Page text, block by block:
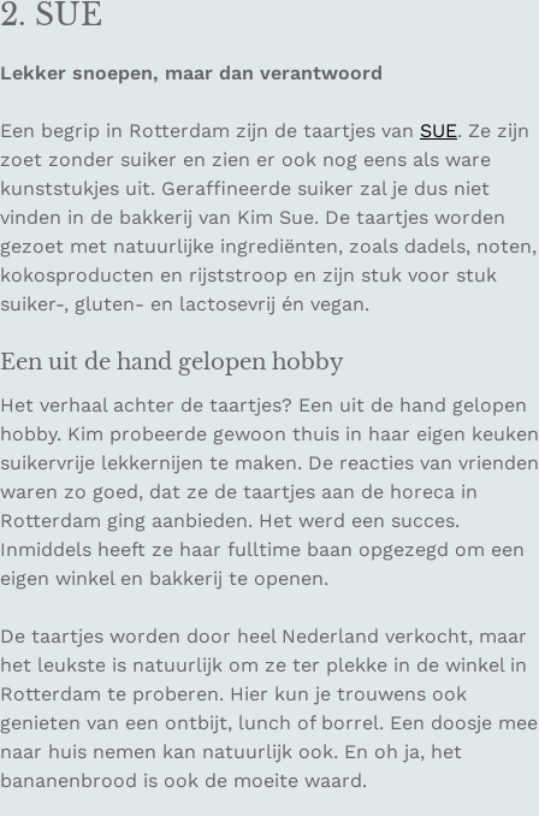
2. SUE
Lekker snoepen, maar dan verantwoord
Een begrip in Rotterdam zijn de taartjes van SUE. Ze zijn
zoet zonder suiker en zien er ook nog eens als ware
kunststukjes uit. Geraffineerde suiker zal je dus niet
vinden in de bakkerij van Kim Sue. De taartjes worden
gezoet met natuurlijke ingrediënten, zoals dadels, noten,
kokosproducten en rijststroop en zijn stuk voor stuk
suiker-, gluten- en lactosevrij én vegan.
Een uit de hand gelopen hobby
Het verhaal achter de taartjes? Een uit de hand gelopen
hobby. Kim probeerde gewoon thuis in haar eigen keuken
suikervrije lekkernijen te maken. De reacties van vrienden
waren zo goed, dat ze de taartjes aan de horeca in
Rotterdam ging aanbieden. Het werd een succes.
Inmiddels heeft ze haar fulltime baan opgezegd om een
eigen winkel en bakkerij te openen.
De taartjes worden door heel Nederland verkocht, maar
het leukste is natuurlijk om ze ter plekke in de winkel in
Rotterdam te proberen. Hier kun je trouwens ook
genieten van een ontbijt, lunch of borrel. Een doosje mee
naar huis nemen kan natuurlijk ook. En oh ja, het
bananenbrood is ook de moeite waard.